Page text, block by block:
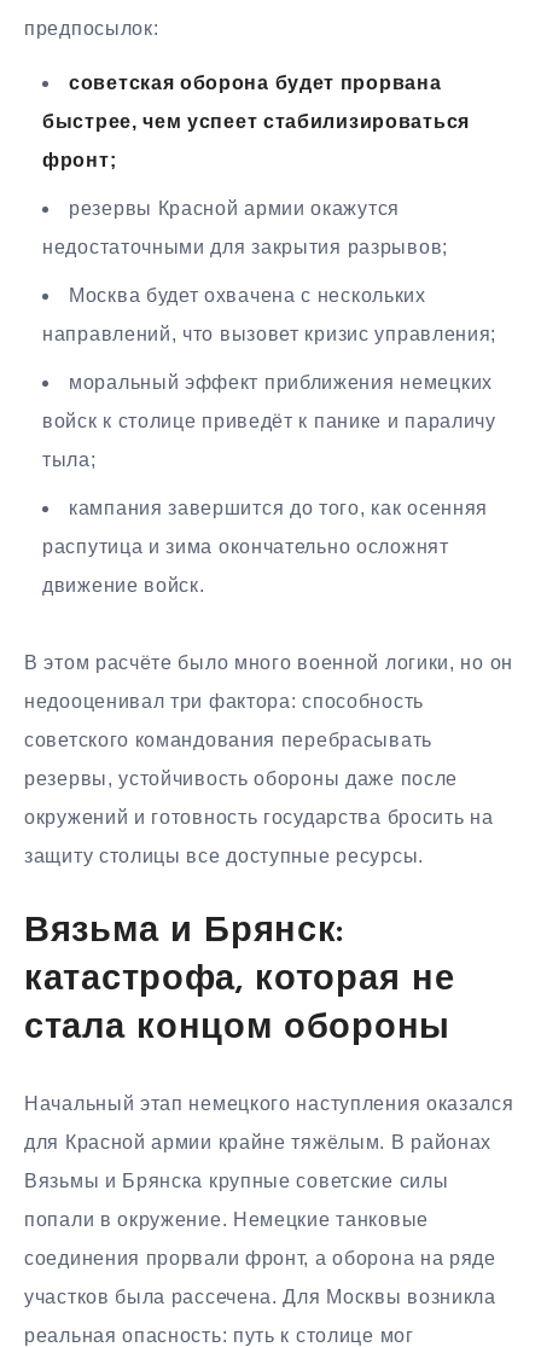
предпосылок:
советская оборона будет прорвана
быстрее, чем успеет стабилизироваться
фронт;
резервы Красной армии окажутся
недостаточными для закрытия разрывов;
Москва будет охвачена с нескольких
направлений, что вызовет кризис управления;
моральный эффект приближения немецких
войск к столице приведёт к панике и параличу
тыла;
кампания завершится до того, как осенняя
распутица и зима окончательно осложнят
движение войск.
В этом расчёте было много военной логики, но он
недооценивал три фактора: способность
советского командования перебрасывать
резервы, устойчивость обороны даже после
окружений и готовность государства бросить на
защиту столицы все доступные ресурсы.
Вязьма и Брянск:
катастрофа, которая не
стала концом обороны
Начальный этап немецкого наступления оказался
для Красной армии крайне тяжёлым. В районах
Вязьмы и Брянска крупные советские силы
попали в окружение. Немецкие танковые
соединения прорвали фронт, а оборона на ряде
участков была рассечена. Для Москвы возникла
реальная опасность: путь к столице мог